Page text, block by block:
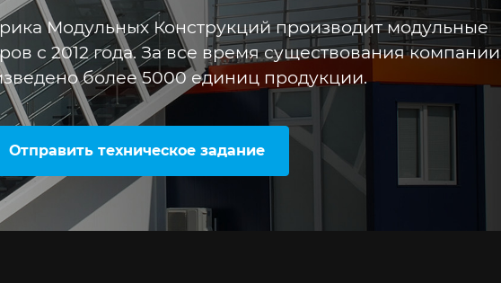
Модульных Конструкций производит модульные
с 2012 года. За все время существования компании
более 5000 единиц продукции.
Отправить техническое задание